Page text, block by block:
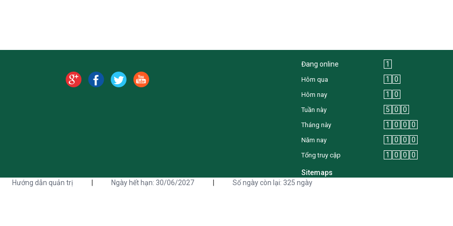
Đang online 1
Hôm qua 1 0
Hôm nay 1 0
Tuần này 5 0 0
Tháng này 1 0 0 0
Năm nay 1 0 0 0
Tổng truy cập 1 0 0 0
Sitemaps
Hướng dẫn quản trị | Ngày hết hạn: 30/06/2027 | Số ngày còn lại: 325 ngày